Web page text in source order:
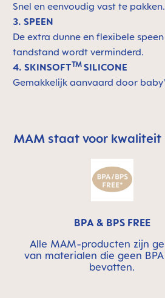
Snel en eenvoudig vast te
3. SPEEN
De extra dunne en flexibele
tandstand wordt verminderd.
4. SKINSOFTTM SILICONE
Gemakkelijk aanvaard door
Skip MAM Means Quality Icon
MAM staat voor kwaliteit
BPA & BPS FREE
Alle MAM-producten zijn
van materialen die geen BPA
bevatten.